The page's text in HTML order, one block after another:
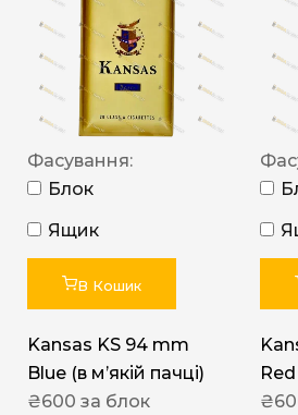
Фасування:
Блок
Ящик
В Кошик
Kansas KS 94 mm
Blue (в мʼякій пачці)
₴600 за блок
₴